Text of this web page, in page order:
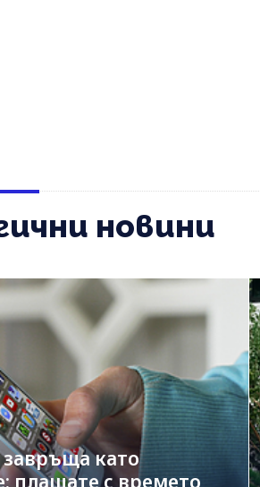
новини
завръща като
плащате с времето